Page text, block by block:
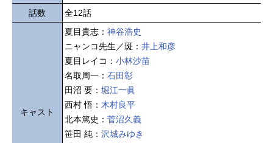
話数
全12話
キャスト
夏目貴志： 神谷浩史
ニャンコ先生／斑： 井上和彦
夏目レイコ： 小林沙苗
名取周一： 石田彰
田沼 要： 堀江一眞
西村 悟： 木村良平
北本篤史： 菅沼久義
笹田 純： 沢城みゆき